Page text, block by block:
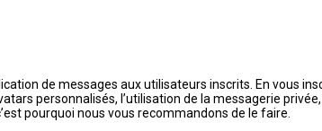
de messages aux utilisateurs inscrits. En vous
personnalisés, l’utilisation de la messagerie
pourquoi nous vous recommandons de le faire.